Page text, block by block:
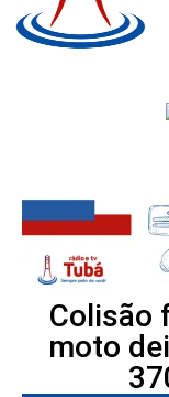
Colisão
moto